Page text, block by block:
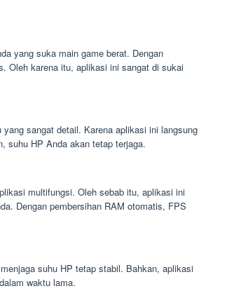
yang suka main game berat. Dengan
Oleh karena itu, aplikasi ini sangat di sukai
sangat detail. Karena aplikasi ini langsung
suhu HP Anda akan tetap terjaga.
multifungsi. Oleh sebab itu, aplikasi ini
Dengan pembersihan RAM otomatis, FPS
suhu HP tetap stabil. Bahkan, aplikasi
waktu lama.